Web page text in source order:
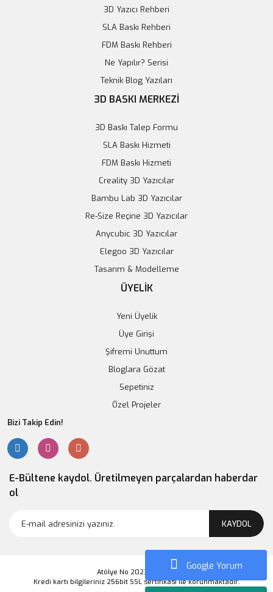
114,18 TL
Sepete Ekle
168,41 TL
3D Yazıcı Rehberi
SLA Baskı Rehberi
FDM Baskı Rehberi
Ne Yapılır? Serisi
Teknik Blog Yazıları
3D BASKI MERKEZİ
3D Baskı Talep Formu
SLA Baskı Hizmeti
FDM Baskı Hizmeti
Creality 3D Yazıcılar
Bambu Lab 3D Yazıcılar
Re-Size Reçine 3D Yazıcılar
Anycubic 3D Yazıcılar
Elegoo 3D Yazıcılar
Tasarım & Modelleme
ÜYELİK
Yeni Üyelik
Üye Girişi
Şifremi Unuttum
Bloglara Gözat
Sepetiniz
Özel Projeler
Bizi Takip Edin!
E-Bültene kaydol. Üretilmeyen parçalardan haberdar
ol
KAYDOL
Atölye No 2023 Markası
Kredi kartı bilgileriniz 256bit SSL sertifikası ile korunmaktadır.
Google Yorum